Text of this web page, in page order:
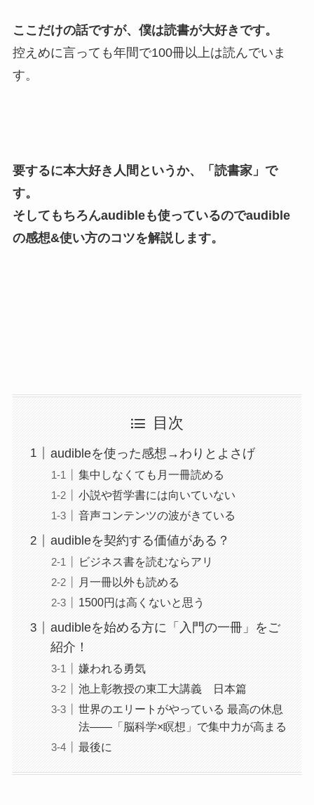
ここだけの話ですが、僕は読書が大好きです。
控えめに言っても年間で100冊以上は読んでいま
す。
要するに本大好き人間というか、「読書家」で
す。
そしてもちろんaudibleも使っているのでaudible
の感想&使い方のコツを解説します。
目次
audibleを使った感想→わりとよさげ
集中しなくても月一冊読める
小説や哲学書には向いていない
音声コンテンツの波がきている
audibleを契約する価値がある？
ビジネス書を読むならアリ
月一冊以外も読める
1500円は高くないと思う
audibleを始める方に「入門の一冊」をご
紹介！
嫌われる勇気
池上彰教授の東工大講義 日本篇
世界のエリートがやっている 最高の休息
法――「脳科学×瞑想」で集中力が高まる
最後に